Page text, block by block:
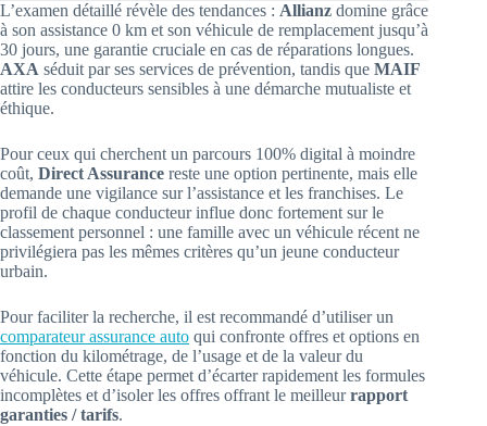
L’examen détaillé révèle des tendances : Allianz domine grâce
à son assistance 0 km et son véhicule de remplacement jusqu’à
30 jours, une garantie cruciale en cas de réparations longues.
AXA séduit par ses services de prévention, tandis que MAIF
attire les conducteurs sensibles à une démarche mutualiste et
éthique.
Pour ceux qui cherchent un parcours 100% digital à moindre
coût, Direct Assurance reste une option pertinente, mais elle
demande une vigilance sur l’assistance et les franchises. Le
profil de chaque conducteur influe donc fortement sur le
classement personnel : une famille avec un véhicule récent ne
privilégiera pas les mêmes critères qu’un jeune conducteur
urbain.
Pour faciliter la recherche, il est recommandé d’utiliser un
comparateur assurance auto qui confronte offres et options en
fonction du kilométrage, de l’usage et de la valeur du
véhicule. Cette étape permet d’écarter rapidement les formules
incomplètes et d’isoler les offres offrant le meilleurrapport
garanties / tarifs.